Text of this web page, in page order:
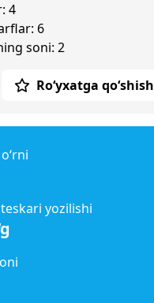
4
6
soni: 2
Ro‘yxatga qo‘shish
teskari yozilishi